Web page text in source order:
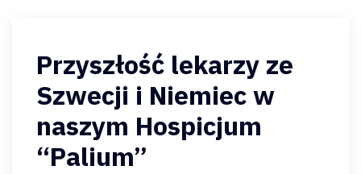
Przyszłość lekarzy ze
Szwecji i Niemiec w
naszym Hospicjum
“Palium”